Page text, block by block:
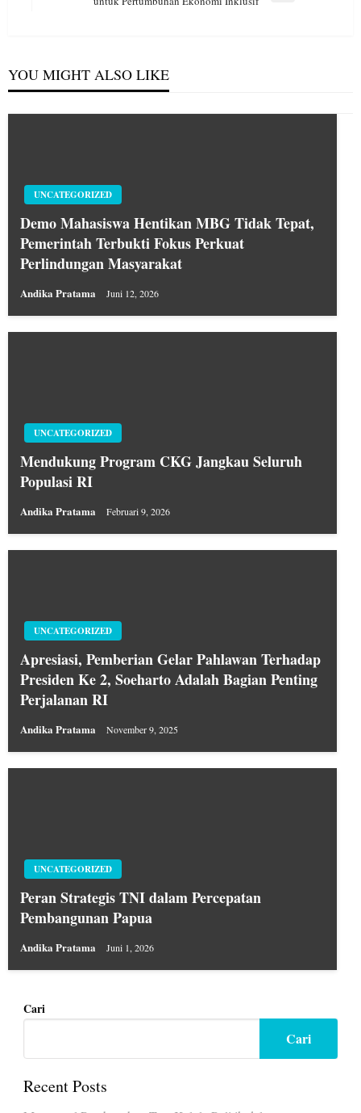
YOU MIGHT ALSO LIKE
UNCATEGORIZED
Demo Mahasiswa Hentikan MBG Tidak Tepat,
Pemerintah Terbukti Fokus Perkuat
Perlindungan Masyarakat
Andika Pratama Juni 12, 2026
UNCATEGORIZED
Mendukung Program CKG Jangkau Seluruh
Populasi RI
Andika Pratama Februari 9, 2026
UNCATEGORIZED
Apresiasi, Pemberian Gelar Pahlawan Terhadap
Presiden Ke 2, Soeharto Adalah Bagian Penting
Perjalanan RI
Andika Pratama November 9, 2025
UNCATEGORIZED
Peran Strategis TNI dalam Percepatan
Pembangunan Papua
Andika Pratama Juni 1, 2026
Cari
Cari
Recent Posts